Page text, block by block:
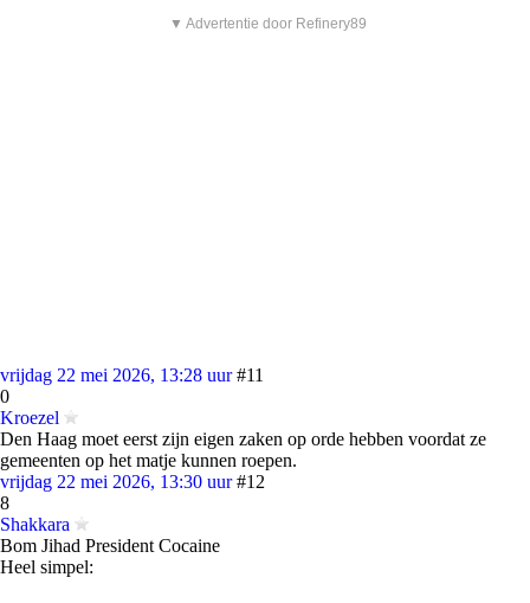
▼ Advertentie door Refinery89
vrijdag 22 mei 2026, 13:28 uur #11
0
Kroezel
Den Haag moet eerst zijn eigen zaken op orde hebben voordat ze
gemeenten op het matje kunnen roepen.
vrijdag 22 mei 2026, 13:30 uur #12
8
Shakkara
Bom Jihad President Cocaine
Heel simpel: